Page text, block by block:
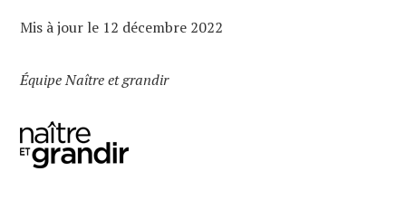
Mis à jour le 12 décembre 2022
Équipe Naître et grandir